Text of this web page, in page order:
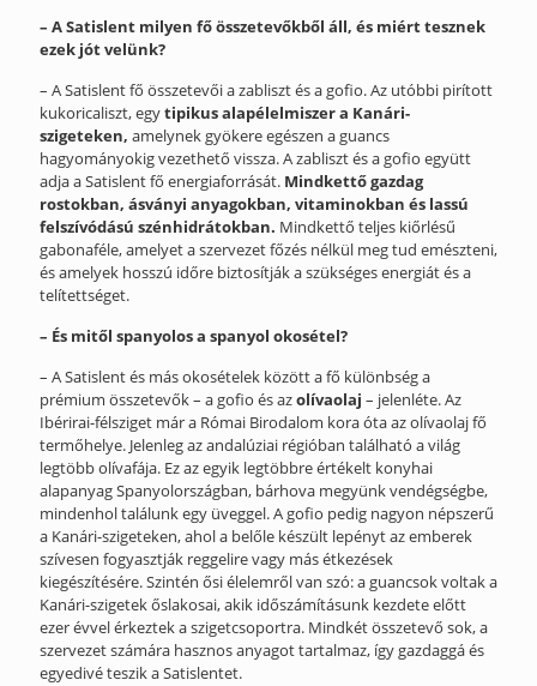
– A Satislent milyen fő összetevőkből áll, és miért tesznek
ezek jót velünk?
– A Satislent fő összetevői a zabliszt és a gofio. Az utóbbi pirított
kukoricaliszt, egytipikus alapélelmiszer a Kanári-
szigeteken, amelynek gyökere egészen a guancs
hagyományokig vezethető vissza. A zabliszt és a gofio együtt
adja a Satislent fő energiaforrását. Mindkettő gazdag
rostokban, ásványi anyagokban, vitaminokban és lassú
felszívódású szénhidrátokban. Mindkettő teljes kiőrlésű
gabonaféle, amelyet a szervezet főzés nélkül meg tud emészteni,
és amelyek hosszú időre biztosítják a szükséges energiát és a
telítettséget.
– És mitől spanyolos a spanyol okosétel?
– A Satislent és más okosételek között a fő különbség a
prémium összetevők – a gofio és azolívaolaj – jelenléte. Az
Ibérirai-félsziget már a Római Birodalom kora óta az olívaolaj fő
termőhelye. Jelenleg az andalúziai régióban található a világ
legtöbb olívafája. Ez az egyik legtöbbre értékelt konyhai
alapanyag Spanyolországban, bárhova megyünk vendégségbe,
mindenhol találunk egy üveggel. A gofio pedig nagyon népszerű
a Kanári-szigeteken, ahol a belőle készült lepényt az emberek
szívesen fogyasztják reggelire vagy más étkezések
kiegészítésére. Szintén ősi élelemről van szó: a guancsok voltak a
Kanári-szigetek őslakosai, akik időszámításunk kezdete előtt
ezer évvel érkeztek a szigetcsoportra. Mindkét összetevő sok, a
szervezet számára hasznos anyagot tartalmaz, így gazdaggá és
egyedivé teszik a Satislentet.